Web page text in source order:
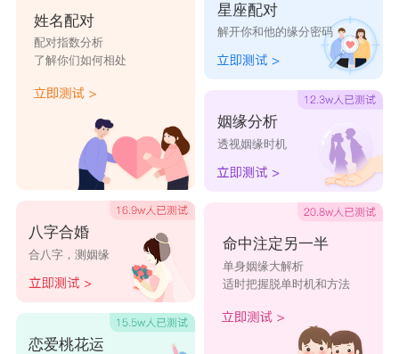
姓名配对
配对指数分析
了解你们如何相处
八字合婚
合八字，测姻缘
恋爱桃花运
星座配对
解开你和他的缘分密码
姻缘分析
透视姻缘时机
命中注定另一半
单身姻缘大解析
适时把握脱单时机和方法